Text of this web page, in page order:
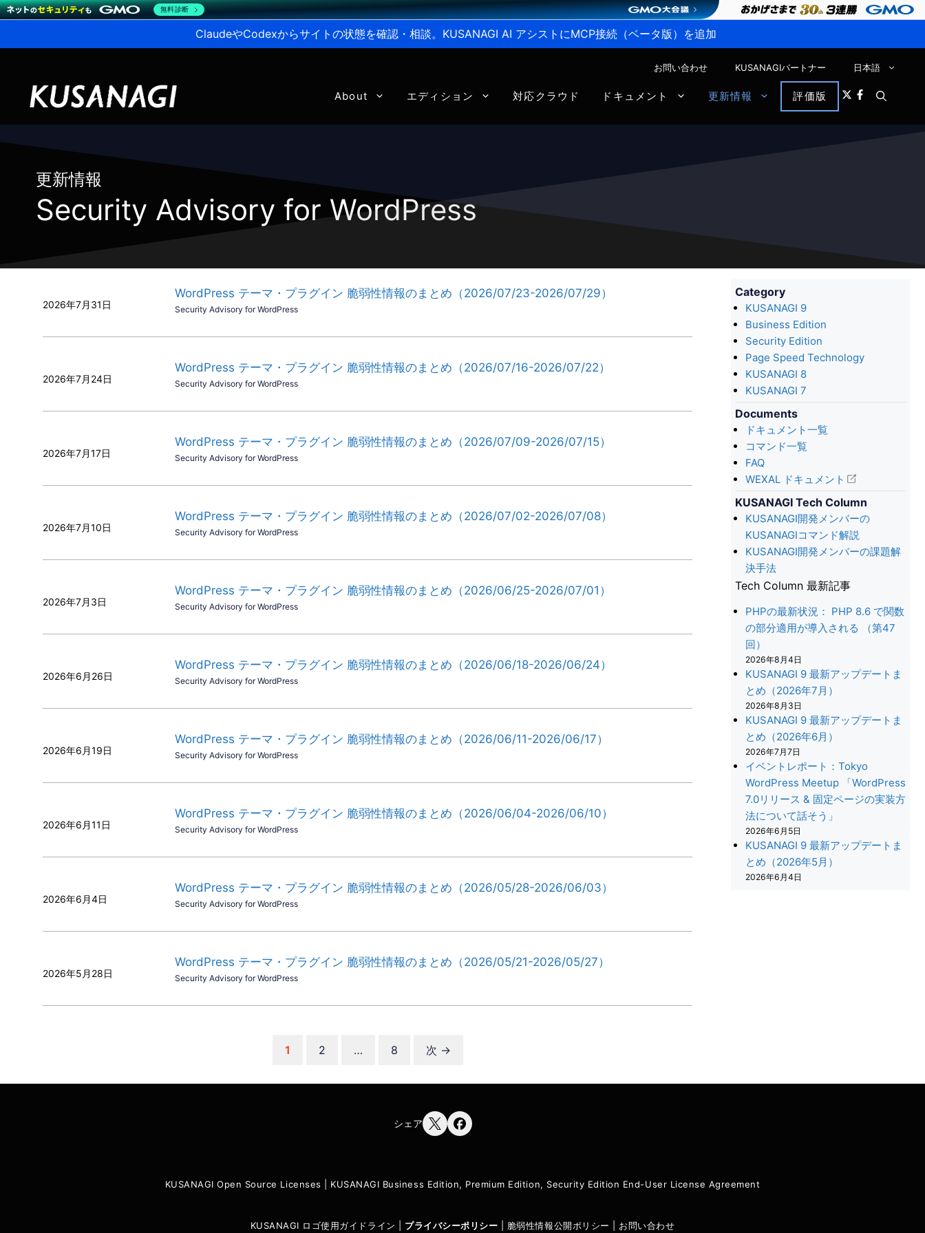
ClaudeやCodexからサイトの状態を確認・相談。KUSANAGI AI アシストにMCP接続（ベータ版）を追加
お問い合わせ KUSANAGIパートナー 日本語
About エディション 対応クラウド ドキュメント 更新情報 評価版
更新情報
Security Advisory for WordPress
2026年7月31日
WordPress テーマ・プラグイン 脆弱性情報のまとめ（2026/07/23-2026/07/29）
Security Advisory for WordPress
2026年7月24日
WordPress テーマ・プラグイン 脆弱性情報のまとめ（2026/07/16-2026/07/22）
Security Advisory for WordPress
2026年7月17日
WordPress テーマ・プラグイン 脆弱性情報のまとめ（2026/07/09-2026/07/15）
Security Advisory for WordPress
2026年7月10日
WordPress テーマ・プラグイン 脆弱性情報のまとめ（2026/07/02-2026/07/08）
Security Advisory for WordPress
2026年7月3日
WordPress テーマ・プラグイン 脆弱性情報のまとめ（2026/06/25-2026/07/01）
Security Advisory for WordPress
2026年6月26日
WordPress テーマ・プラグイン 脆弱性情報のまとめ（2026/06/18-2026/06/24）
Security Advisory for WordPress
2026年6月19日
WordPress テーマ・プラグイン 脆弱性情報のまとめ（2026/06/11-2026/06/17）
Security Advisory for WordPress
2026年6月11日
WordPress テーマ・プラグイン 脆弱性情報のまとめ（2026/06/04-2026/06/10）
Security Advisory for WordPress
2026年6月4日
WordPress テーマ・プラグイン 脆弱性情報のまとめ（2026/05/28-2026/06/03）
Security Advisory for WordPress
2026年5月28日
WordPress テーマ・プラグイン 脆弱性情報のまとめ（2026/05/21-2026/05/27）
Security Advisory for WordPress
ペ
ジ
1
ペ
ジ
2 …
ペ
ジ
8 次 →
Category
KUSANAGI 9
Business Edition
Security Edition
Page Speed Technology
KUSANAGI 8
KUSANAGI 7
Documents
ドキュメント一覧
コマンド一覧
FAQ
WEXAL ドキュメント
KUSANAGI Tech Column
KUSANAGI開発メンバーの
KUSANAGIコマンド解説
KUSANAGI開発メンバーの課題解
決手法
Tech Column 最新記事
PHPの最新状況： PHP 8.6 で関数
の部分適用が導入される （第47
回）
2026年8月4日
KUSANAGI 9 最新アップデートま
とめ（2026年7月）
2026年8月3日
KUSANAGI 9 最新アップデートま
とめ（2026年6月）
2026年7月7日
イベントレポート：Tokyo
WordPress Meetup 「WordPress
7.0リリース & 固定ページの実装方
法について話そう」
2026年6月5日
KUSANAGI 9 最新アップデートま
とめ（2026年5月）
2026年6月4日
シェア
KUSANAGI Open Source Licenses KUSANAGI Business Edition, Premium Edition, Security Edition End-User License Agreement
KUSANAGI ロゴ使用ガイドライン プライバシーポリシー 脆弱性情報公開ポリシー
お問い合わせ
無料診断